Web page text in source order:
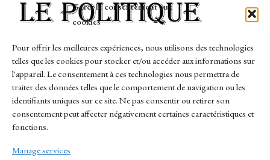
Gérer le consentement aux
cookies
Pour offrir les meilleures expériences, nous utilisons des technologies
telles que les cookies pour stocker et/ou accéder aux informations sur
l'appareil. Le consentement à ces technologies nous permettra de
traiter des données telles que le comportement de navigation ou les
identifiants uniques sur ce site. Ne pas consentir ou retirer son
consentement peut affecter négativement certaines caractéristiques et
fonctions.
Manage services
Links
Contact
Sitemap